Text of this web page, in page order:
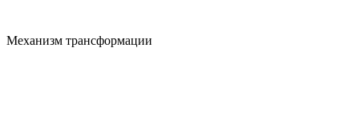
Механизм трансформации